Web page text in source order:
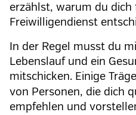
erzählst, warum du dich
Freiwilligendienst
In der Regel musst du
Lebenslauf und ein
mitschicken. Einige
von Personen, die dich
empfehlen und